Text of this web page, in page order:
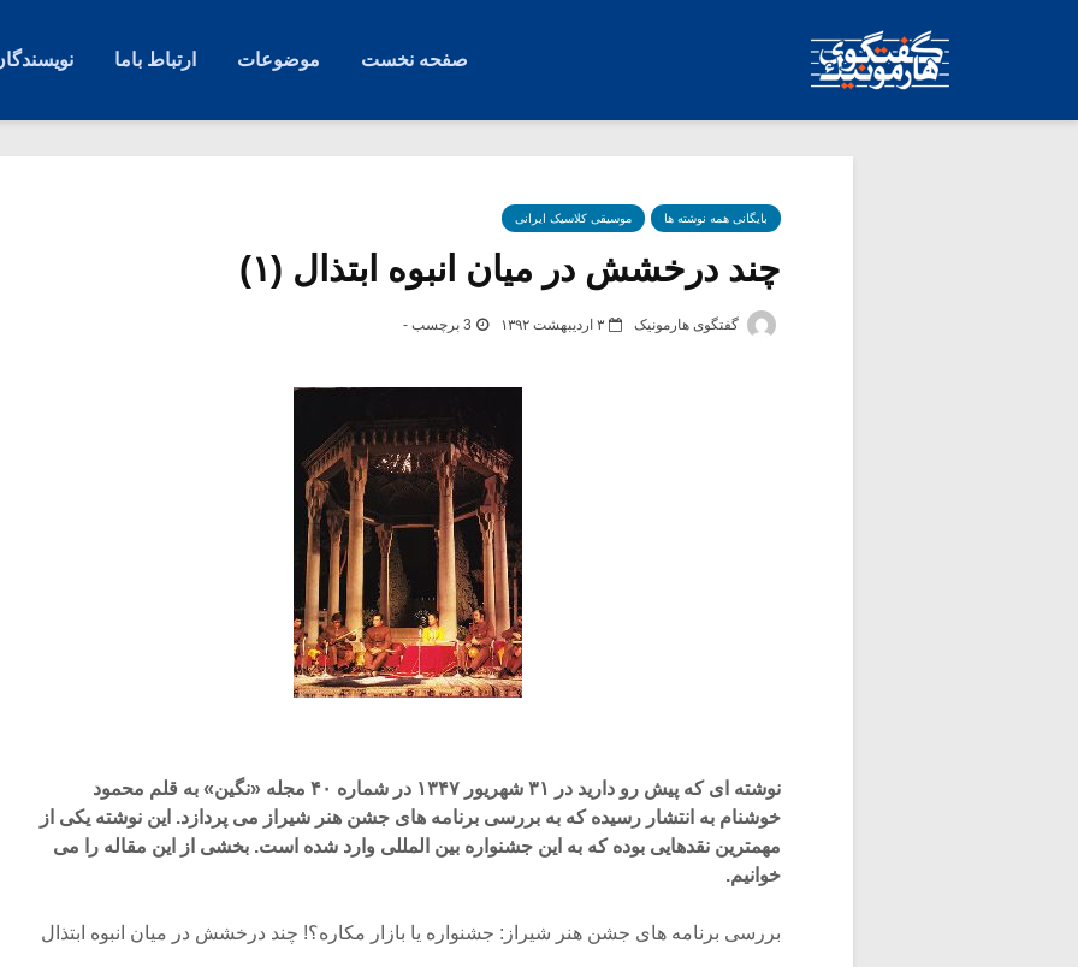
صفحه نخست موضوعات ارتباط باما
بایگانی همه نوشته ها موسیقی کلاسیک ایرانی
چند درخشش در میان انبوه ابتذال (۱)
گفتگوی هارمونیک ۳ اردیبهشت ۱۳۹۲ 3 برچسب -
نوشته ای که پیش رو دارید در ۳۱ شهریور ۱۳۴۷ در شماره ۴۰ مجله «نگین» به قلم محمود
خوشنام به انتشار رسیده که به بررسی برنامه های جشن هنر شیراز می پردازد. این نوشته یکی از
مهمترین نقدهایی بوده که به این جشنواره بین المللی وارد شده است. بخشی از این مقاله را می
خوانیم.
بررسی برنامه های جشن هنر شیراز: جشنواره یا بازار مکاره؟! چند درخشش در میان انبوه ابتذال